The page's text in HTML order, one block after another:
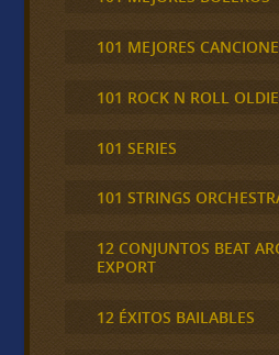
101 MEJORES
101 ROCK N ROLL
101 SERIES
101 STRINGS
12 CONJUNTOS BEAT
EXPORT
12 ÉXITOS BAILABLES